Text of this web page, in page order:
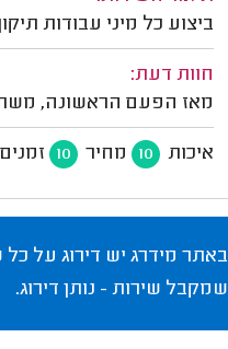
ביצוע כל מיני עבודות
חוות דעת:
מאז הפעם הראשונה,
איכות 10 מחיר 10 זמנים
באתר מידרג יש דירוג על
שמקבל שירות - נותן דירוג.